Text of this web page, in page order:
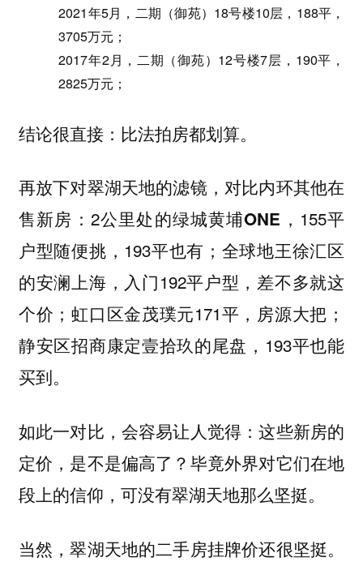
2021年5月，二期（御苑）18号楼10层，188平，
3705万元；
2017年2月，二期（御苑）12号楼7层，190平，
2825万元；
结论很直接：比法拍房都划算。
再放下对翠湖天地的滤镜，对比内环其他在
售新房 ：2公里处的绿城黄埔ONE ，155平
户型随便挑，193平也有；全球地王徐汇区
的安澜上海 ，入门192平户型，差不多就这
个价；虹口区金茂璞元171平，房源大把；
静安区招商康定壹拾玖的尾盘，193平也能
买到。
如此一对比，会容易让人觉得：这些新房的
定价，是不是偏高了？毕竟外界对它们在地
段上的信仰，可没有翠湖天地那么坚挺。
当然，翠湖天地的二手房挂牌价还很坚挺。